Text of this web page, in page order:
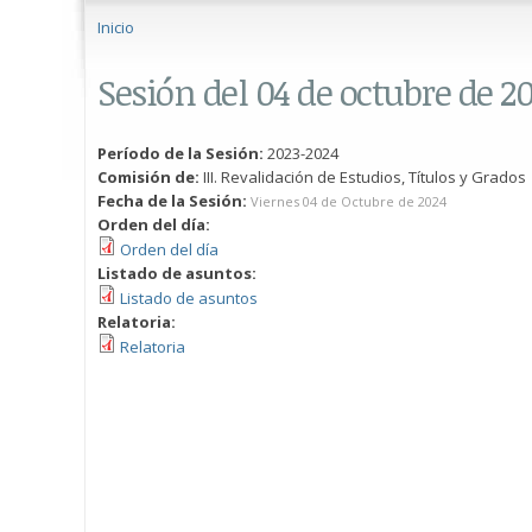
Inicio
Sesión del 04 de octubre de
Período de la Sesión: 2023-2024
Comisión de: III. Revalidación de Estudios, Títulos y Grados
Fecha de la Sesión: Viernes 04 de Octubre de 2024
Orden del día:
Orden del día
Listado de asuntos:
Listado de asuntos
Relatoria:
Relatoria